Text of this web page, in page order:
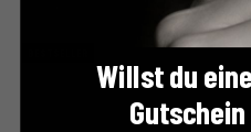
Willst du